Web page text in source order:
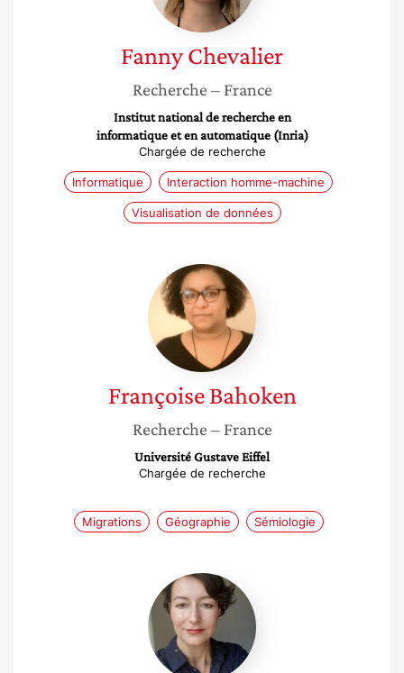
FannyChevalier
Recherche – France
Institut national de recherche en
informatique et en automatique (Inria)
Chargée de recherche
Informatique Interaction homme-machine
Visualisation de données
Françoise
Bahoken
Françoise Bahoken
Recherche – France
Université Gustave Eiffel
Chargée de recherche
Migrations Géographie Sémiologie
Audrey
Baneyx